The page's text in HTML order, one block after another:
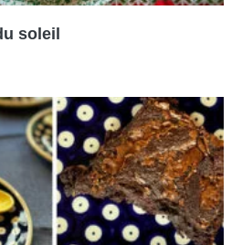
soleil